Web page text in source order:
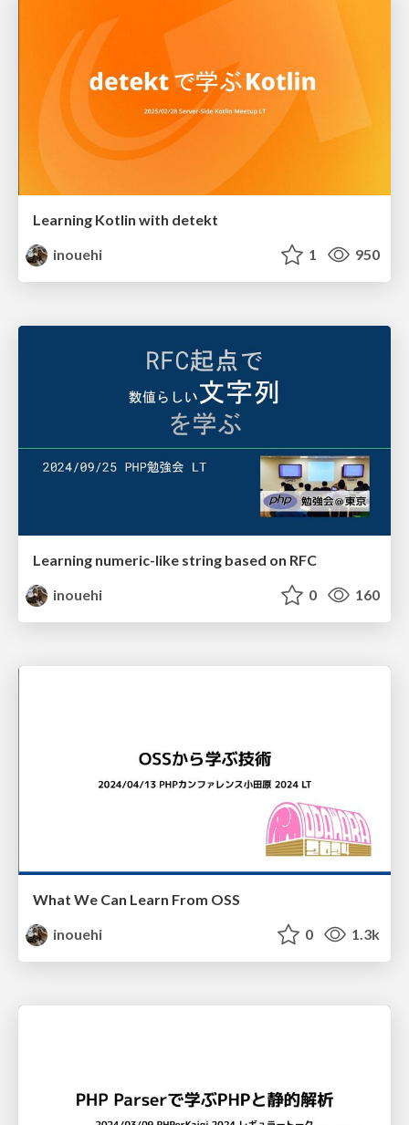
Learning Kotlin with detekt
inouehi
1 950
Learning numeric-like string based on RFC
inouehi
0 160
What We Can Learn From OSS
inouehi
0 1.3k